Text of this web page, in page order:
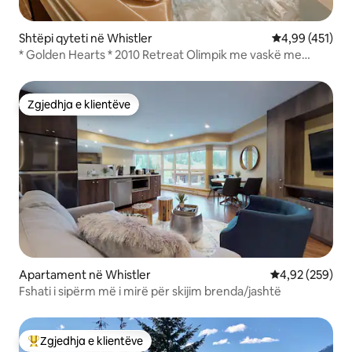
Shtëpi qyteti në Whistler Vlerësimi
4,99 (451)
* Golden Hearts * 2010 Retreat Olimpik me vaskë me
Zgjedhja e klientëve
Zgjedhja e klientëve
Apartament në Whistler Vlerësimi
4,92 (259)
Fshati i sipërm më i mirë për skijim brenda/jashtë
Më të mirat e zgjedhjeve të klientëve
Zgjedhja e klientëve